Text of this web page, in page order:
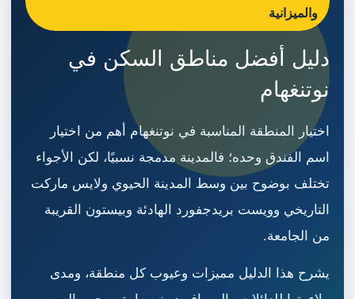
والميزانية
دليل أفضل مناطق السكن في
نوتنغهام
اختيار المنطقة المناسبة في نوتنغهام أهم من اختيار
اسم الفندق وحده؛ فالمدينة مدمجة نسبيًا، لكن الأجواء
تختلف بوضوح بين وسط المدينة الحيوي ولايس ماركت
التاريخي وويست بريدجفورد الهادئة وبيستون القريبة
من الجامعة.
يشرح هذا الدليل مميزات وعيوب كل منطقة، ومدى